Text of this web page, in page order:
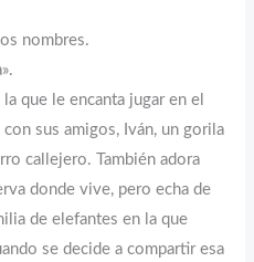
nombres.
que le encanta jugar en el
sus amigos, Iván, un gorila
callejero. También adora
donde vive, pero echa de
de elefantes en la que
se decide a compartir esa